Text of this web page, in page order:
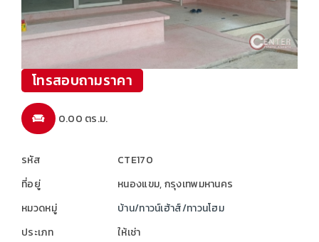
โทรสอบถามราคา
0.00 ตร.ม.
รหัส
CTE170
ที่อยู่
หนองแขม, กรุงเทพมหานคร
หมวดหมู่
บ้าน/ทาวน์เฮ้าส์/ทาวนโฮม
ประเภท
ให้เช่า